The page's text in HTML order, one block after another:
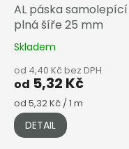
AL páska samolepící
plná šíře 25 mm
Skladem
od 4,40 Kč bez DPH
od 5,32 Kč
Měrná
cena:
od 5,32 Kč / 1 m
DETAIL